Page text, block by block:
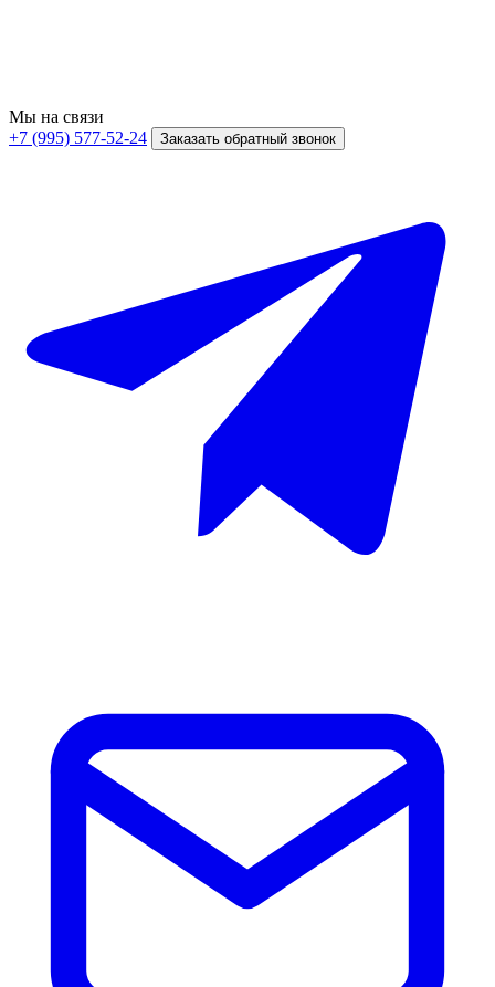
Мы на связи
+7 (995) 577-52-24
Заказать обратный звонок